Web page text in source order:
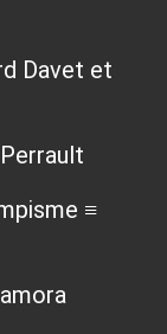
Davet et
≡